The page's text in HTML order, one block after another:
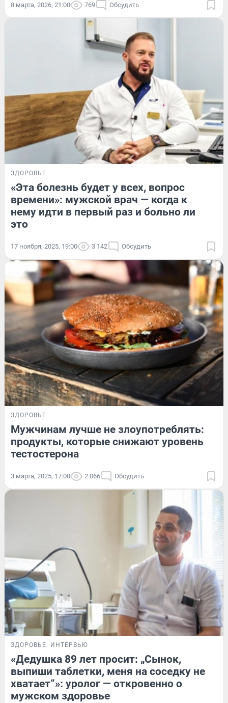
8 марта, 2026, 21:00 769 Обсудить
ЗДОРОВЬЕ
«Эта болезнь будет у всех, вопрос
времени»: мужской врач — когда к
нему идти в первый раз и больно ли
это
17 ноября, 2025, 19:00 3 142 Обсудить
ЗДОРОВЬЕ
Мужчинам лучше не злоупотреблять:
продукты, которые снижают уровень
тестостерона
3 марта, 2025, 17:00 2 066 Обсудить
ЗДОРОВЬЕ ИНТЕРВЬЮ
«Дедушка 89 лет просит: „Сынок,
выпиши таблетки, меня на соседку не
хватает“»: уролог — откровенно о
мужском здоровье